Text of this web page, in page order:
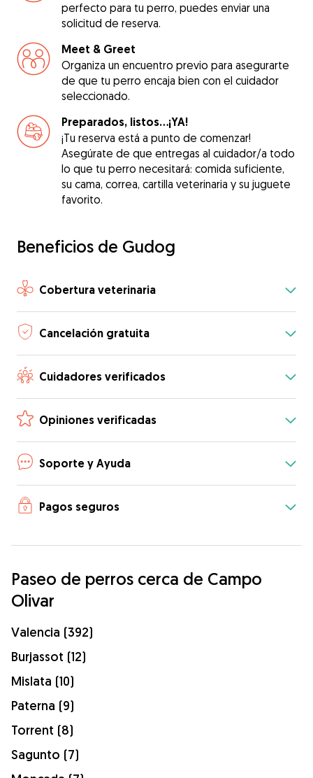
perfecto para tu perro, puedes enviar una
solicitud de reserva.
Meet & Greet
Organiza un encuentro previo para asegurarte
de que tu perro encaja bien con el cuidador
seleccionado.
Preparados, listos...¡YA!
¡Tu reserva está a punto de comenzar!
Asegúrate de que entregas al cuidador/a todo
lo que tu perro necesitará: comida suficiente,
su cama, correa, cartilla veterinaria y su juguete
favorito.
Beneficios de Gudog
Cobertura veterinaria
Cancelación gratuita
Cuidadores verificados
Opiniones verificadas
Soporte y Ayuda
Pagos seguros
Paseo de perros cerca de Campo
Olivar
Valencia (392)
Burjassot (12)
Mislata (10)
Paterna (9)
Torrent (8)
Sagunto (7)